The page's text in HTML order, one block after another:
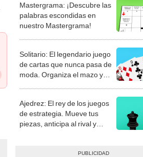
Mastergrama: ¡Descubre las
palabras escondidas en
nuestro Mastergrama!
Solitario: El legendario juego
de cartas que nunca pasa de
moda. Organiza el mazo y
Ajedrez: El rey de los juegos
de estrategia. Mueve tus
piezas, anticipa al rival y